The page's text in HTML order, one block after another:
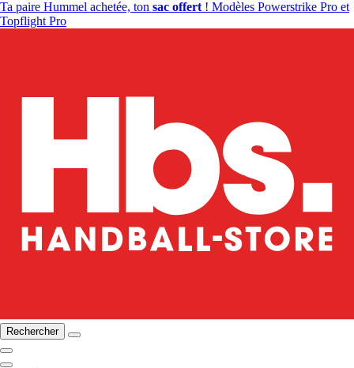
Ta paire Hummel achetée, ton sac offert ! Modèles Powerstrike Pro et
Topflight Pro
Rechercher